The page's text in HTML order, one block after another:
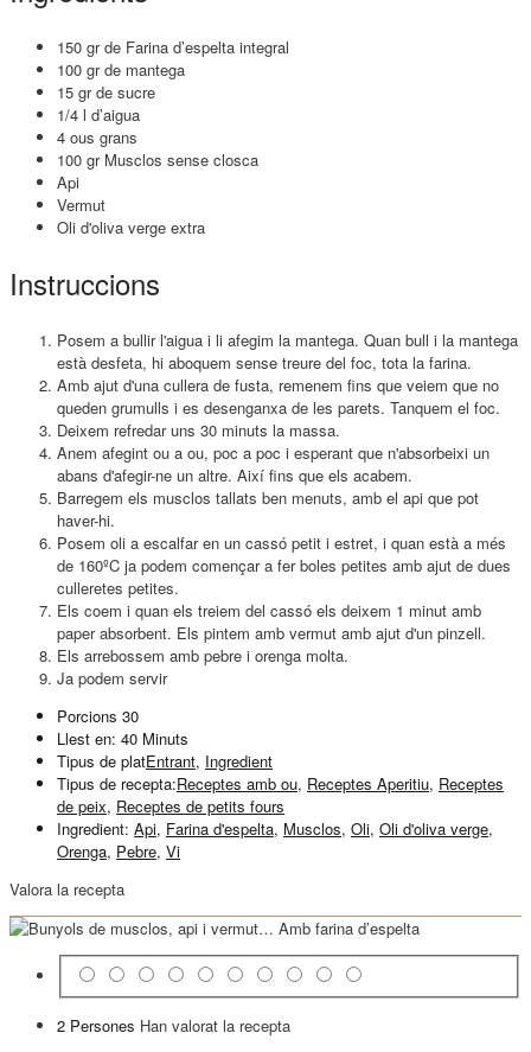
150 gr de Farina d’espelta integral
100 gr de mantega
15 gr de sucre
1/4 l d’aigua
4 ous grans
100 gr Musclos sense closca
Api
Vermut
Oli d'oliva verge extra
Instruccions
Posem a bullir l'aigua i li afegim la mantega. Quan bull i la mantega
està desfeta, hi aboquem sense treure del foc, tota la farina.
Amb ajut d'una cullera de fusta, remenem fins que veiem que no
queden grumulls i es desenganxa de les parets. Tanquem el foc.
Deixem refredar uns 30 minuts la massa.
Anem afegint ou a ou, poc a poc i esperant que n'absorbeixi un
abans d'afegir-ne un altre. Així fins que els acabem.
Barregem els musclos tallats ben menuts, amb el api que pot
haver-hi.
Posem oli a escalfar en un cassó petit i estret, i quan està a més
de 160ºC ja podem començar a fer boles petites amb ajut de dues
culleretes petites.
Els coem i quan els treiem del cassó els deixem 1 minut amb
paper absorbent. Els pintem amb vermut amb ajut d'un pinzell.
Els arrebossem amb pebre i orenga molta.
Ja podem servir
Porcions 30
Llest en: 40 Minuts
Tipus de platEntrant, Ingredient
Tipus de recepta:Receptes amb ou, Receptes Aperitiu, Receptes
de peix, Receptes de petits fours
Ingredient: Api, Farina d'espelta, Musclos, Oli, Oli d'oliva verge,
Orenga, Pebre, Vi
Valora la recepta
2 Persones Han valorat la recepta